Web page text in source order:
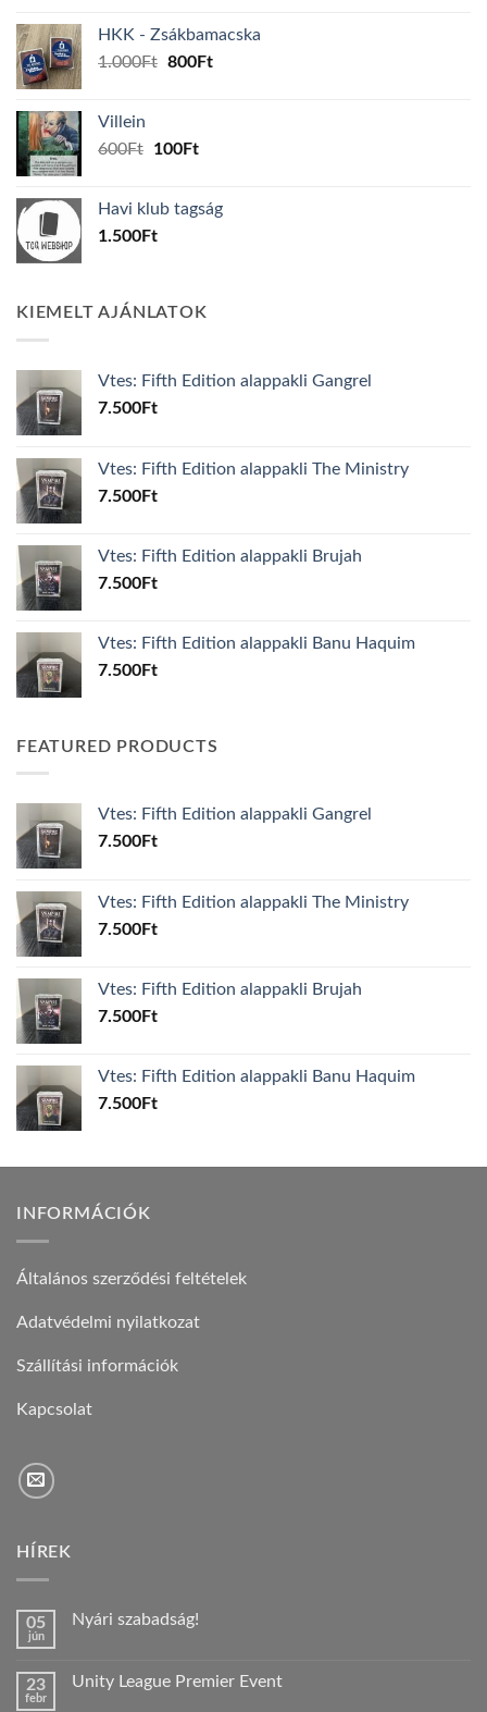
160Ft.150Ft.
HKK - Zsákbamacska
1.000Ft Original
800FtCurrent
Villein
600Ft
Original
600Ft.
100FtCurrent
100Ft.
Havi klub tagság
1.500Ft
KIEMELT AJÁNLATOK
Vtes: Fifth Edition alappakli Gangrel
7.500Ft
Vtes: Fifth Edition alappakli The Ministry
7.500Ft
Vtes: Fifth Edition alappakli Brujah
7.500Ft
Vtes: Fifth Edition alappakli Banu Haquim
7.500Ft
FEATURED PRODUCTS
Vtes: Fifth Edition alappakli Gangrel
7.500Ft
Vtes: Fifth Edition alappakli The Ministry
7.500Ft
Vtes: Fifth Edition alappakli Brujah
7.500Ft
Vtes: Fifth Edition alappakli Banu Haquim
7.500Ft
INFORMÁCIÓK
Általános szerződési feltételek
Adatvédelmi nyilatkozat
Szállítási információk
Kapcsolat
HÍREK
05
jún
Nyári szabadság!
Nyári
23
febr
Unity League Premier Event